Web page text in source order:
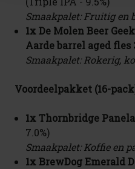
Smaakpalet: Fruitig en
1x De Molen Beer
Aarde barrel aged fles
Smaakpalet: Rokerig,
Voordeelpakket (16-
1xThornbridge
7.0%)
Smaakpalet: Koffie en
1x BrewDog Emerald